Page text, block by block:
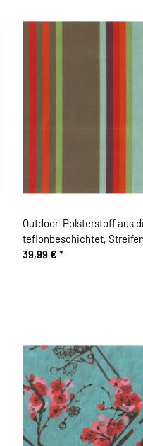
Outdoor-Polsterstoff aus
teflonbeschichtet,
39,99 € *